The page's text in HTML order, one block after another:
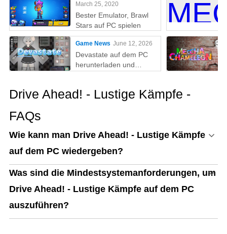
March 25, 2020
Bester Emulator, Brawl
Stars auf PC spielen
Game News June 12, 2026
Devastate auf dem PC
herunterladen und
Play
Drive Ahead! - Lustige Kämpfe -
FAQs
Wie kann man Drive Ahead! - Lustige Kämpfe
auf dem PC wiedergeben?
Was sind die Mindestsystemanforderungen, um
Drive Ahead! - Lustige Kämpfe auf dem PC
auszuführen?